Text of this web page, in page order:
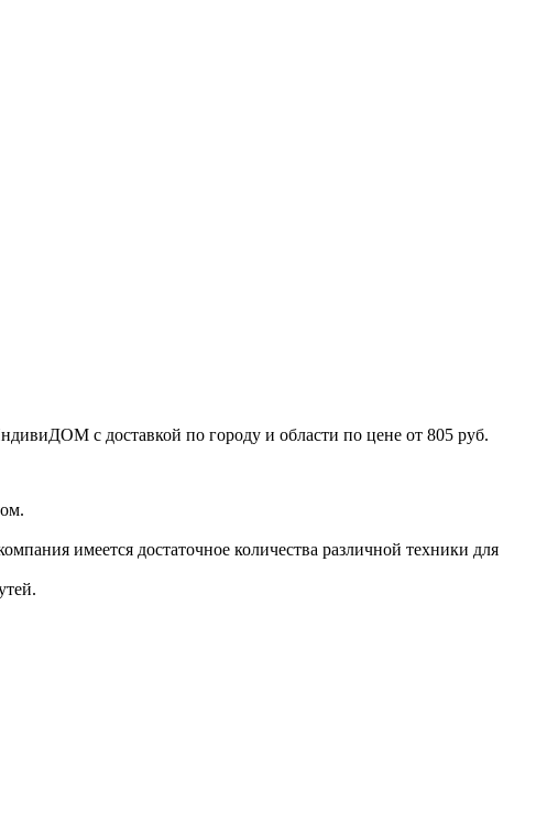
с доставкой по городу и области по цене от 805 руб.
имеется достаточное количества различной техники для